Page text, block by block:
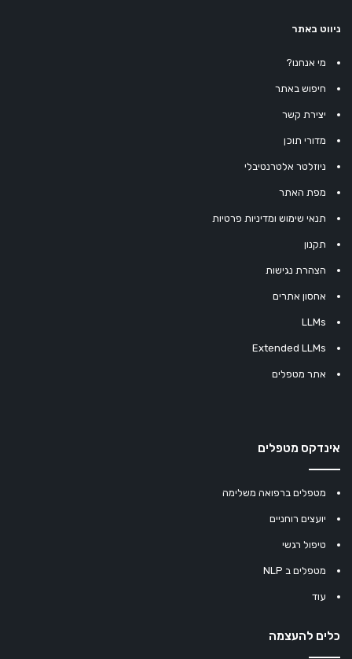
ניווט באתר
מי אנחנו?
חיפוש באתר
יצירת קשר
מדורי תוכן
ניוזלטר אלטרנטיבלי
מפת האתר
תנאי שימוש ומדיניות פרטיות
תקנון
הצהרת נגישות
אחסון אתרים
LLMs
Extended LLMs
אתר מטפלים
אינדקס מטפלים
מטפלים ברפואה משלימה
יועצים רוחניים
טיפול רגשי
מטפלים ב NLP
עוד
כלים להעצמה